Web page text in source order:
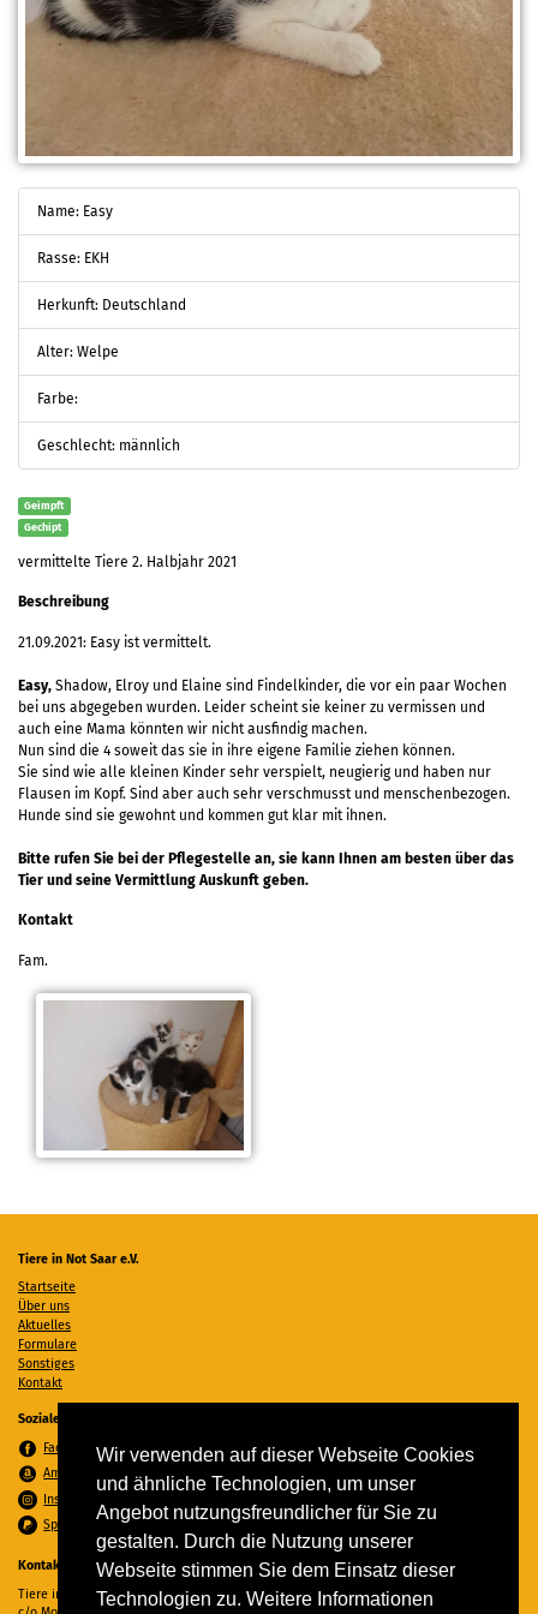
Wir verwenden auf dieser Webseite Cookies
und ähnliche Technologien, um unser
Angebot nutzungsfreundlicher für Sie zu
gestalten. Durch die Nutzung unserer
Webseite stimmen Sie dem Einsatz dieser
Technologien zu. Weitere Informationen
Name: Easy
Rasse: EKH
Herkunft: Deutschland
Alter: Welpe
Farbe:
Geschlecht: männlich
Geimpft
Gechipt
vermittelte Tiere 2. Halbjahr 2021
Beschreibung
21.09.2021: Easy ist vermittelt.
Easy, Shadow, Elroy und Elaine sind Findelkinder, die vor ein paar Wochen
bei uns abgegeben wurden. Leider scheint sie keiner zu vermissen und
auch eine Mama könnten wir nicht ausfindig machen.
Nun sind die 4 soweit das sie in ihre eigene Familie ziehen können.
Sie sind wie alle kleinen Kinder sehr verspielt, neugierig und haben nur
Flausen im Kopf. Sind aber auch sehr verschmusst und menschenbezogen.
Hunde sind sie gewohnt und kommen gut klar mit ihnen.
Bitte rufen Sie bei der Pflegestelle an, sie kann Ihnen am besten über das
Tier und seine Vermittlung Auskunft geben.
Kontakt
Fam.
Tiere in Not Saar e.V.
Startseite
Über uns
Aktuelles
Formulare
Sonstiges
Kontakt
Soziale Medien
Facebook
Amazon Wunschzettel
Instagram
Spenden per PayPal
Kontakt
Tiere in Not Saar e.V.